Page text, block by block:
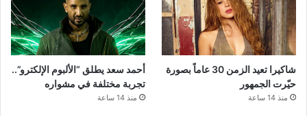
شاكيرا تعيد الزمن 30 عاماً بصورة
حيّرت الجمهور
منذ 14 ساعة
أحمد سعد يطلق “الألبوم الإلكترو”..
تجربة مختلفة في مشواره
منذ 14 ساعة